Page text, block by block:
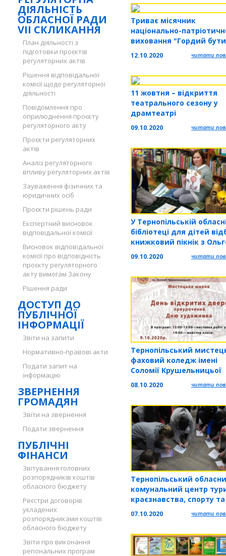
ДІЯЛЬНІСТЬ
ОБЛАСНОЇ РАДИ
VII СКЛИКАННЯ
План діяльності з
підготовки проєктів
регуляторних актів
Рішення відповідальної
комісії щодо регуляторної
діяльності
Повідомлення про
оприлюднення проєкту
регуляторного акту
Проєкти регуляторних
актів
Аналіз регуляторного
впливу регуляторних актів
Зауваження фізичних та
юридичних осіб
Проєкти рішень ради
Експертний висновок
відповідальної комісії
Висновок відповідальної
комісії про відповідність
проєкту регуляторного
акту вимогам Закону
Рішення ради
ДОСТУП ДО
ПУБЛІЧНОЇ
ІНФОРМАЦІЇ
Звіти на запити
Нормативно-правові акти
Подати запит на
інформацію
ЗВЕРНЕННЯ
ГРОМАДЯН
Звіти на звернення
Подати звернення
ПУБЛІЧНІ
ФІНАНСИ
Звітування головних
розпорядників коштів
обласного бюджету
Реєстри договорів
укладених
розпорядниками коштів
обласного бюджету
Звіти про виконання
регіональних програм
Триває місячник
національно-
виховання "Гордий бути
українцем!"
12.10.2020 читати
11 жовтня – відкриття
театрального сезону у
драмтеатрі
09.10.2020 читати
У Тернопільській
бібліотеці для дітей
книжковий пікнік з
09.10.2020 читати
Тернопільський
фаховий коледж імені
Соломії Крушельницьої
запрошує на День
08.10.2020 читати
Тернопільський
комунальний центр
краєзнавства, спорту та
екскурсій учнівської
провів змагання
зонах"
07.10.2020 читати